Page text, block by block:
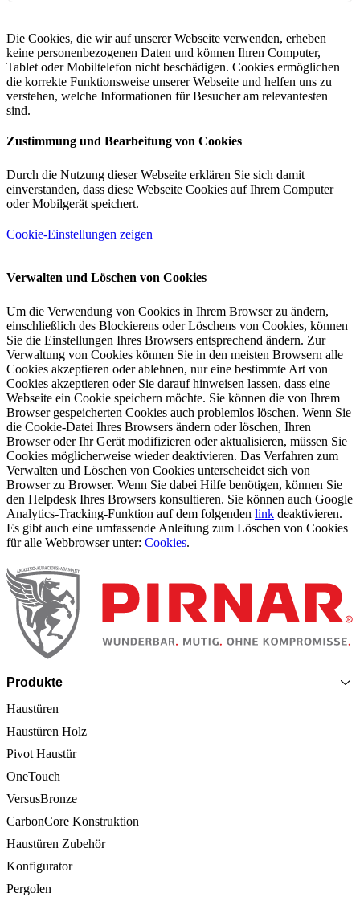
Die Cookies, die wir auf unserer Webseite verwenden, erheben
keine personenbezogenen Daten und können Ihren Computer,
Tablet oder Mobiltelefon nicht beschädigen. Cookies ermöglichen
die korrekte Funktionsweise unserer Webseite und helfen uns zu
verstehen, welche Informationen für Besucher am relevantesten
sind.
Zustimmung und Bearbeitung von Cookies
Durch die Nutzung dieser Webseite erklären Sie sich damit
einverstanden, dass diese Webseite Cookies auf Ihrem Computer
oder Mobilgerät speichert.
Cookie-Einstellungen zeigen
Verwalten und Löschen von Cookies
Um die Verwendung von Cookies in Ihrem Browser zu ändern,
einschließlich des Blockierens oder Löschens von Cookies, können
Sie die Einstellungen Ihres Browsers entsprechend ändern. Zur
Verwaltung von Cookies können Sie in den meisten Browsern alle
Cookies akzeptieren oder ablehnen, nur eine bestimmte Art von
Cookies akzeptieren oder Sie darauf hinweisen lassen, dass eine
Webseite ein Cookie speichern möchte. Sie können die von Ihrem
Browser gespeicherten Cookies auch problemlos löschen. Wenn Sie
die Cookie-Datei Ihres Browsers ändern oder löschen, Ihren
Browser oder Ihr Gerät modifizieren oder aktualisieren, müssen Sie
Cookies möglicherweise wieder deaktivieren. Das Verfahren zum
Verwalten und Löschen von Cookies unterscheidet sich von
Browser zu Browser. Wenn Sie dabei Hilfe benötigen, können Sie
den Helpdesk Ihres Browsers konsultieren. Sie können auch Google
Analytics-Tracking-Funktion auf dem folgenden link deaktivieren.
Es gibt auch eine umfassende Anleitung zum Löschen von Cookies
für alle Webbrowser unter: Cookies.
Seitenfooter
Produkte
Haustüren
Haustüren Holz
Pivot Haustür
OneTouch
VersusBronze
CarbonCore Konstruktion
Haustüren Zubehör
Konfigurator
Pergolen